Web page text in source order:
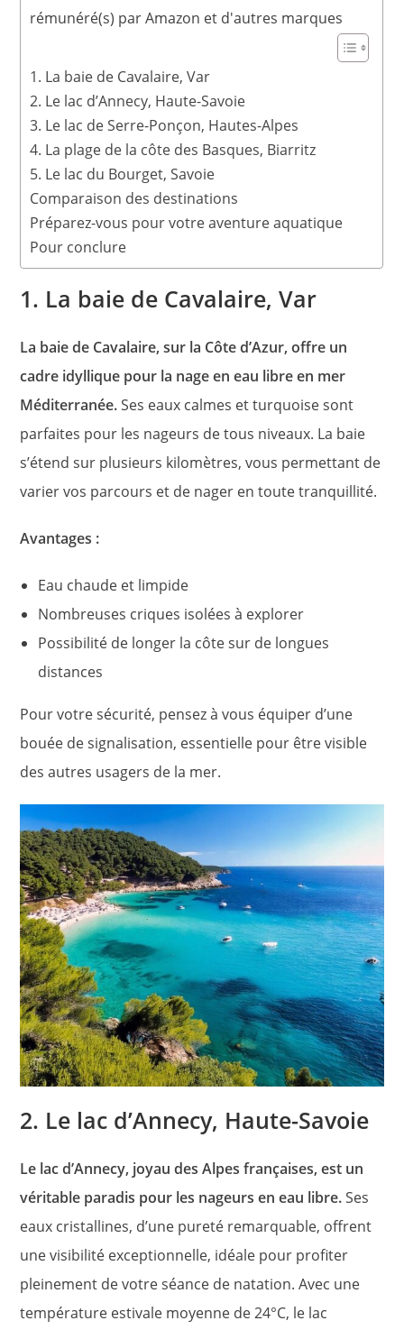
rémunéré(s) par Amazon et d'autres marques
1. La baie de Cavalaire, Var
2. Le lac d’Annecy, Haute-Savoie
3. Le lac de Serre-Ponçon, Hautes-Alpes
4. La plage de la côte des Basques, Biarritz
5. Le lac du Bourget, Savoie
Comparaison des destinations
Préparez-vous pour votre aventure aquatique
Pour conclure
1. La baie de Cavalaire, Var
La baie de Cavalaire, sur la Côte d’Azur, offre un
cadre idyllique pour la nage en eau libre en mer
Méditerranée.Ses eaux calmes et turquoise sont
parfaites pour les nageurs de tous niveaux. La baie
s’étend sur plusieurs kilomètres, vous permettant de
varier vos parcours et de nager en toute tranquillité.
Avantages :
Eau chaude et limpide
Nombreuses criques isolées à explorer
Possibilité de longer la côte sur de longues
distances
Pour votre sécurité, pensez à vous équiper d’une
bouée de signalisation, essentielle pour être visible
des autres usagers de la mer.
2. Le lac d’Annecy, Haute-Savoie
Le lac d’Annecy, joyau des Alpes françaises, est un
véritable paradis pour les nageurs en eau libre.Ses
eaux cristallines, d’une pureté remarquable, offrent
une visibilité exceptionnelle, idéale pour profiter
pleinement de votre séance de natation. Avec une
température estivale moyenne de 24°C, le lac